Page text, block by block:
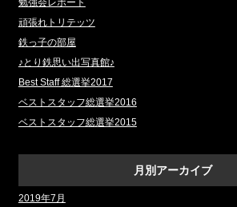
勉強会レポート
頑張れトリテッツ
鉄っ子の部屋
♪とり鉄思い出写真館♪
Best Staff 総選挙2017
ベストスタッフ総選挙2016
ベストスタッフ総選挙2015
月別アーカイブ
2019年7月